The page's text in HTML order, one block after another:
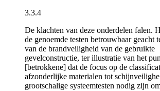
3.3.4
De klachten van deze onderdelen falen.
de genoemde testen betrouwbaar geacht
van de brandveiligheid van de gebruikte
gevelconstructie, ter illustratie van het
[betrokkene] dat de focus op de
afzonderlijke materialen tot
grootschalige systeemtesten nodig zijn